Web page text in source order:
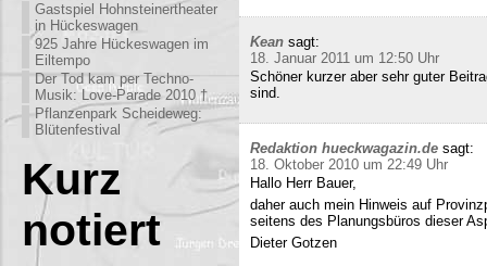
Gastspiel Hohnsteinertheater
in Hückeswagen
925 Jahre Hückeswagen im
Eiltempo
Der Tod kam per Techno-
Musik: Love-Parade 2010 †
Pflanzenpark Scheideweg:
Blütenfestival
Kurz
notiert
Kean sagt:
18. Januar 2011 um 12:50 Uhr
Schöner kurzer aber sehr guter
sind.
Redaktion hueckwagazin.de sagt:
18. Oktober 2010 um 22:49 Uhr
Hallo Herr Bauer,
daher auch mein Hinweis auf
seitens des Planungsbüros dieser
Dieter Gotzen